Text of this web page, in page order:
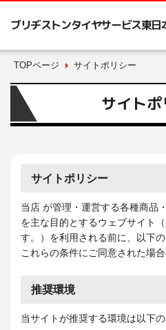
ブリヂストンタイヤサービス東日
TOPページ サイトポリシー
サイト
サイトポリシー
当店 が管理・運営する各種商品
を主な目的とするウェブサイト
す。）を利用される前に、以下
これらの条件にご同意された場
推奨環境
当サイトが推奨する環境は以下の